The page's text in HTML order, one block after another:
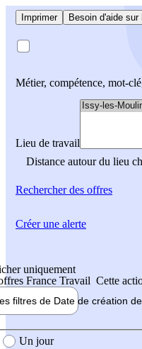
Imprimer Besoin d'aide
Métier, compétence, mot-
Lieu de travail
Distance autour du lieu
Rechercherdes offres
uniquement
France Travail Cette
filtres de Date de création
création de l'offre
Un jour
Créer une alerte